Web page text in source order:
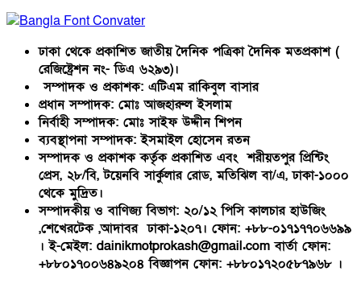
ঢাকা থেকে প্রকাশিত জাতীয় দৈনিক পত্রিকা দৈনিক মতপ্রকাশ (
রেজিষ্ট্রেশন নং- ডিএ ৬২৯৩)।
সম্পাদক ও প্রকাশক: এটিএম রাকিবুল বাসার
প্রধান সম্পাদক: মোঃ আজহারুল ইসলাম
নির্বাহী সম্পাদক: মোঃ সাইফ উদ্দীন শিপন
ব্যবস্থাপনা সম্পাদক: ইসমাইল হোসেন রতন
সম্পাদক ও প্রকাশক কর্তৃক প্রকাশিত এবং শরীয়তপুর প্রিন্টিং
প্রেস, ২৮/বি, টয়েনবি সার্কুলার রোড, মতিঝিল বা/এ, ঢাকা-১০০০
থেকে মুদ্রিত।
সম্পাদকীয় ও বাণিজ্য বিভাগ: ২০/১২ পিসি কালচার হাউজিং
,শেখেরটেক ,আদাবর ঢাকা-১২০৭। ফোন: +৮৮-০১৭১৭৭০৬৬৯৯
। ই-মেইল: dainikmotprokash@gmail.com বার্তা ফোন:
+৮৮০১৭০০৬৪৯২০৪ বিজ্ঞাপন ফোন: +৮৮০১৭২০৫৮৭৯৬৮ ।